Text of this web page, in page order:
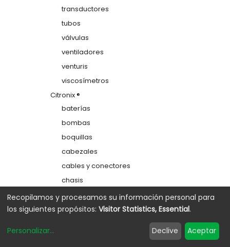
transductores
tubos
válvulas
ventiladores
venturis
viscosímetros
Citronix ®
baterías
bombas
boquillas
cabezales
cables y conectores
chasis
colectores
depósitos
Recopilamos y procesamos su información personal para
los siguientes propósitos: Visitor Statistics, Essential.
Personalizar... Declive Aceptar